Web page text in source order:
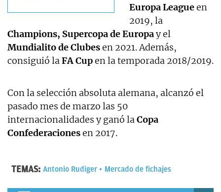
Europa Leagueen
2019, la
Champions, Supercopa de Europay el
Mundialito de Clubesen 2021. Además,
consiguió laFA Cupen la temporada 2018/2019.
Con la selección absoluta alemana, alcanzó el
pasado mes de marzo las 50
internacionalidades y ganó laCopa
Confederacionesen 2017.
TEMAS: Antonio Rudiger Mercado de fichajes